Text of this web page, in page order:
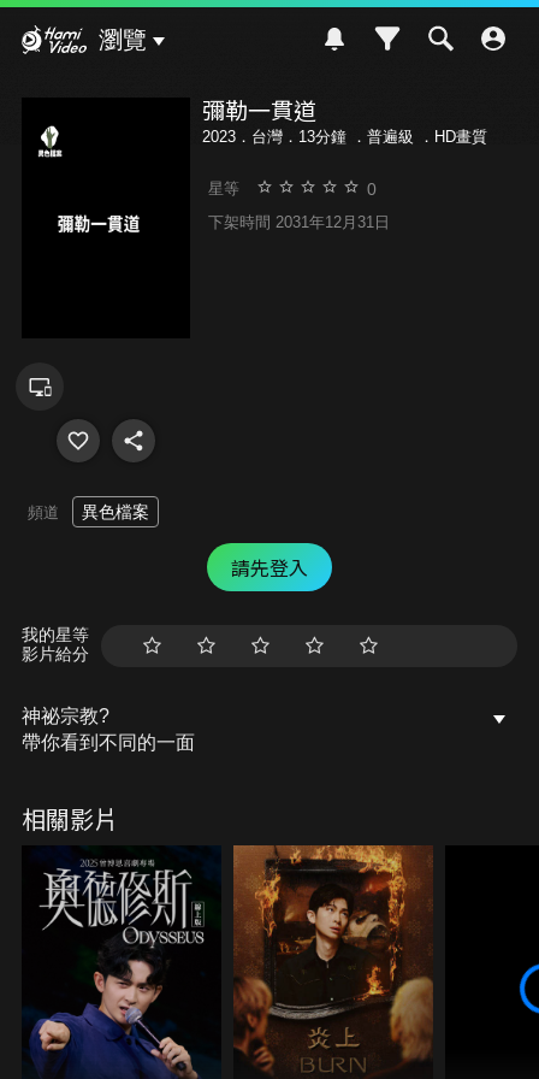
瀏覽
彌勒一貫道
2023．台灣．13分鐘 ． 普遍級 ．HD畫質
星等 0
下架時間 2031年12月31日
頻道 異色檔案
請先登入
我的星等
影片給分
神祕宗教?
帶你看到不同的一面
相關影片